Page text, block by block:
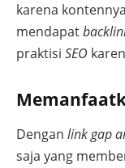
karena
mendapat
praktisi SEO
Dengan link gap
saja yang